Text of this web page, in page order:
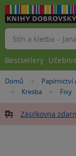
Nacházíte
Domů »Papírnictví
»
Kresba »Fixy
Zásilkovna
Vyhledávání
Bestsellery